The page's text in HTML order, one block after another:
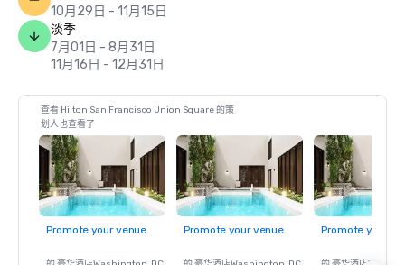
10月29日 - 11月15日
淡季
7月01日 - 8月31日
11月16日 - 12月31日
查看 Hilton San Francisco Union Square 的策
划人也查看了
Promote your venue Promote your venue Promote your